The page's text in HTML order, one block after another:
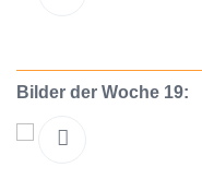
Bilder der Woche 19: